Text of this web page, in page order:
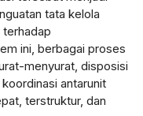
tata kelola
ini, berbagai proses
menyurat, disposisi
antarunit
terstruktur, dan